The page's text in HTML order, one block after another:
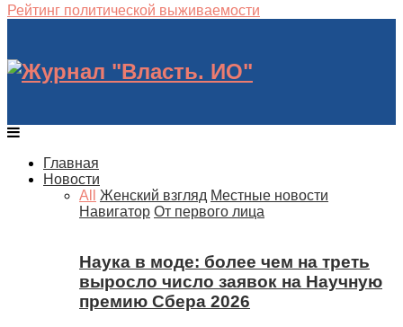
Рейтинг политической выживаемости
Главная
Новости
All
Женский взгляд Местные новости
Навигатор От первого лица
Наука в моде: более чем на треть
выросло число заявок на Научную
премию Сбера 2026